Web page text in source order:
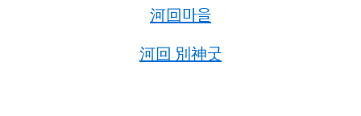
河回마을
河回 別神굿